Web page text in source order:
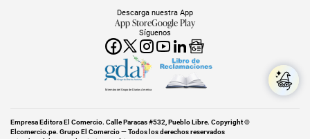
Síguenos
Descarga nuestra App
App StoreGoogle Play
Miembro del Grupo de Diarios América
Empresa Editora El Comercio. Calle Paracas #532, Pueblo Libre. Copyright ©
Elcomercio.pe. Grupo El Comercio — Todos los derechos reservados